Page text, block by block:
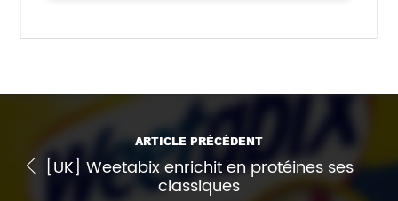
ARTICLE PRÉCÉDENT
[UK] Weetabix enrichit en protéines ses
classiques